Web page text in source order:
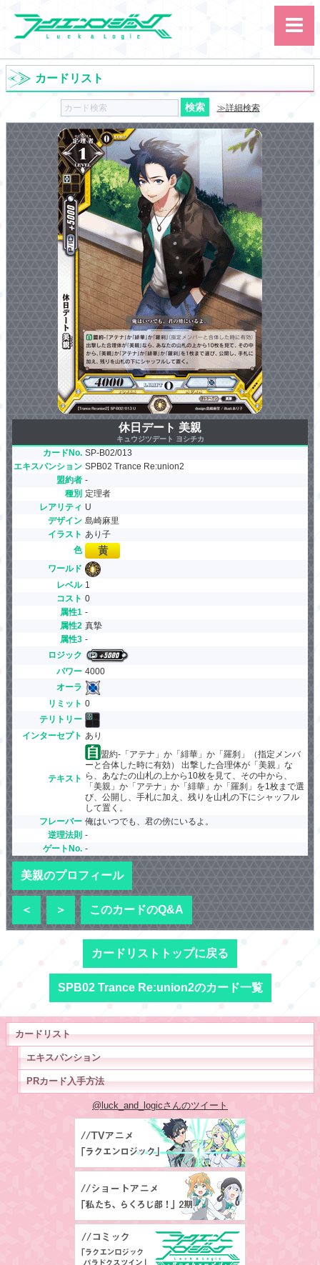
サイト内検索
カード ルール
大会
講習会
その他
カードリスト
≫詳細検索
休日デート 美親
キュウジツデート ヨシチカ
カードNo. SP-B02/013
エキスパンション SPB02 Trance Re:union2
盟約者 -
種別 定理者
レアリティ U
デザイン 島崎麻里
イラスト あり子
色
ワールド
レベル 1
コスト 0
属性1 -
属性2 真摯
属性3 -
ロジック
パワー 4000
オーラ
リミット 0
テリトリー
インターセプト あり
テキスト
盟約-「アテナ」か「緋華」か「羅刹」（指定メンバ
ーと合体した時に有効） 出撃した合理体が「美親」な
ら、あなたの山札の上から10枚を見て、その中から、
「美親」か「アテナ」か「緋華」か「羅刹」を1枚まで選
び、公開し、手札に加え、残りを山札の下にシャッフル
して置く。
フレーバー 俺はいつでも、君の傍にいるよ。
逆理法則 -
ゲートNo. -
美親のプロフィール
＜ ＞ このカードのQ&A
カードリストトップに戻る
SPB02 Trance Re:union2のカード一覧
カードリスト
エキスパンション
PRカード入手方法
@luck_and_logicさんのツイート